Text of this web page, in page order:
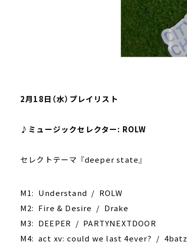
2月18日（水）プレイリスト
♪ミュージックセレクター: ROLW
セレクトテーマ 『deeper state』
M1: Understand / ROLW
M2: Fire & Desire / Drake
M3: ‎DEEPER / PARTYNEXTDOOR
M4: act xv: could we last 4ever? / 4batz